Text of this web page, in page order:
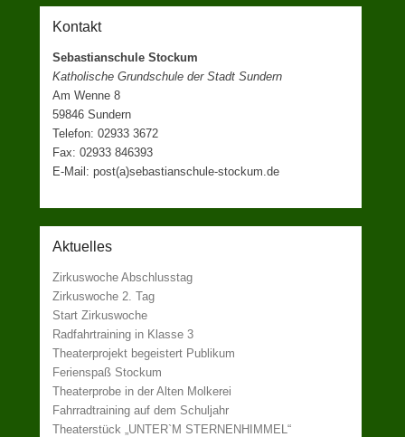
Kontakt
Sebastianschule Stockum
Katholische Grundschule der Stadt Sundern
Am Wenne 8
59846 Sundern
Telefon: 02933 3672
Fax: 02933 846393
E-Mail: post(a)sebastianschule-stockum.de
Aktuelles
Zirkuswoche Abschlusstag
Zirkuswoche 2. Tag
Start Zirkuswoche
Radfahrtraining in Klasse 3
Theaterprojekt begeistert Publikum
Ferienspaß Stockum
Theaterprobe in der Alten Molkerei
Fahrradtraining auf dem Schuljahr
Theaterstück „UNTER`M STERNENHIMMEL“